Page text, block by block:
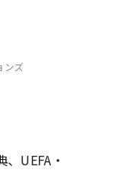
ンズ
UEFA・